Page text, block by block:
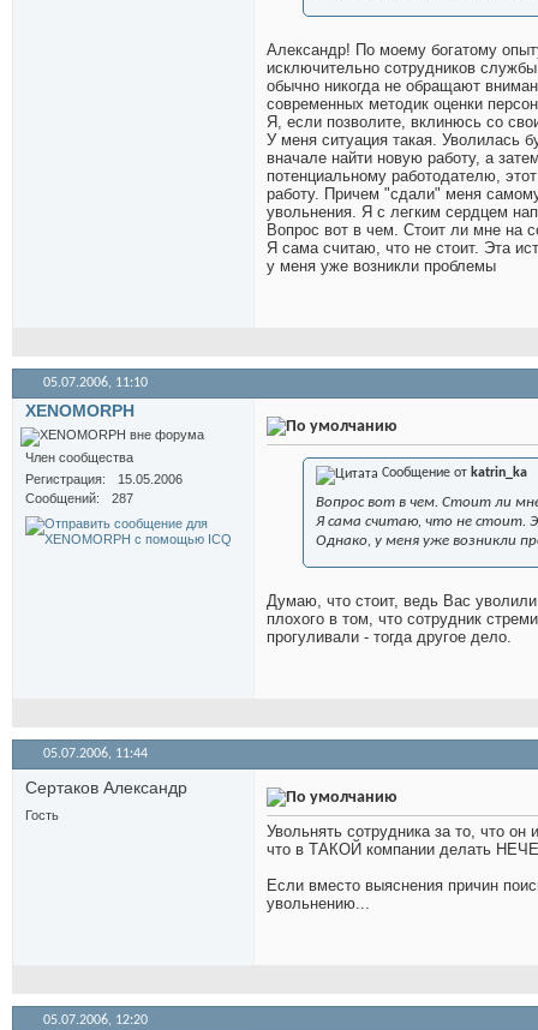
Александр! По моему богатому
исключительно сотрудников
обычно никогда не обращают
современных методик оценки
Я, если позволите, вклинюсь со
У меня ситуация такая. Уволилась
вначале найти новую работу, а
потенциальному работодателю,
работу. Причем "сдали" меня
увольнения. Я с легким сердцем
Вопрос вот в чем. Стоит ли мне на
Я сама считаю, что не стоит. Эта
у меня уже возникли проблемы
05.07.2006, 11:10
XENOMORPH
Член сообщества
Регистрация
15.05.2006
Сообщений
287
Сообщение от katrin_ka
Вопрос вот в чем. Стоит ли
Я сама считаю, что не стоит.
Однако, у меня уже возникли
Думаю, что стоит, ведь Вас
плохого в том, что сотрудник
прогуливали - тогда другое дело.
05.07.2006, 11:44
Сертаков Александр
Гость
Увольнять сотрудника за то, что
что в ТАКОЙ компании делать
Если вместо выяснения причин
увольнению...
05.07.2006, 12:20